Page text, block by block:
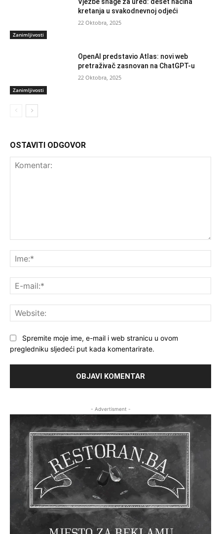
Zanimljivosti
kretanja u svakodnevnoj odjeći
22 Oktobra, 2025
Zanimljivosti
OpenAI predstavio Atlas: novi web
pretraživač zasnovan na ChatGPT-u
22 Oktobra, 2025
OSTAVITI ODGOVOR
Spremite moje ime, e-mail i web stranicu u ovom
pregledniku sljedeći put kada komentarirate.
- Advertisment -